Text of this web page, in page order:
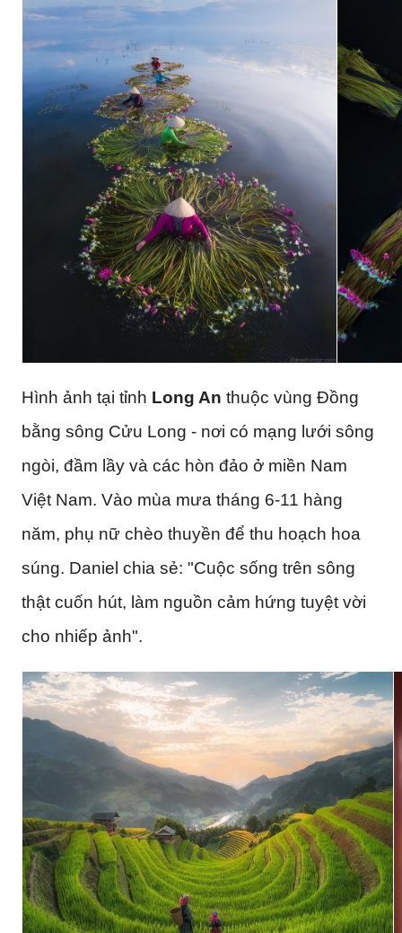
Hình ảnh tại tỉnh Long An thuộc vùng Đồng
bằng sông Cửu Long - nơi có mạng lưới sông
ngòi, đầm lầy và các hòn đảo ở miền Nam
Việt Nam. Vào mùa mưa tháng 6-11 hàng
năm, phụ nữ chèo thuyền để thu hoạch hoa
súng. Daniel chia sẻ: "Cuộc sống trên sông
thật cuốn hút, làm nguồn cảm hứng tuyệt vời
cho nhiếp ảnh".